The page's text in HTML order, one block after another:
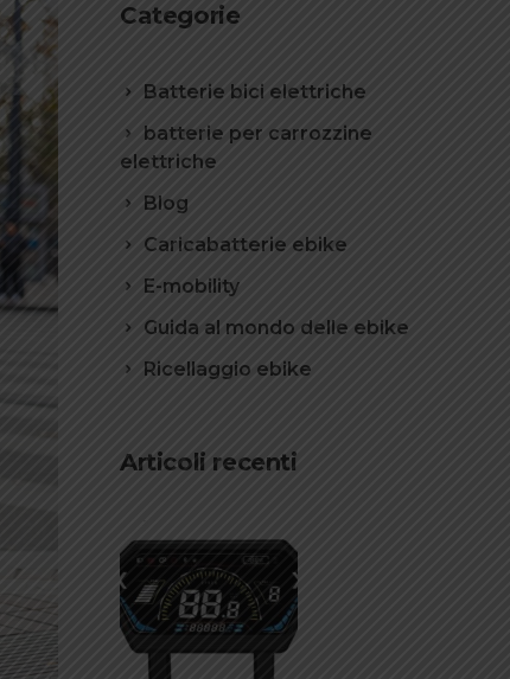
Categorie
Batterie bici elettriche
batterie per carrozzine
elettriche
Blog
Caricabatterie ebike
E-mobility
Guida al mondo delle ebike
Ricellaggio ebike
Articoli recenti